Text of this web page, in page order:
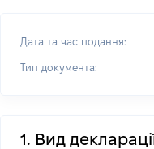
Дата та час подання:
Тип документа:
1. Вид